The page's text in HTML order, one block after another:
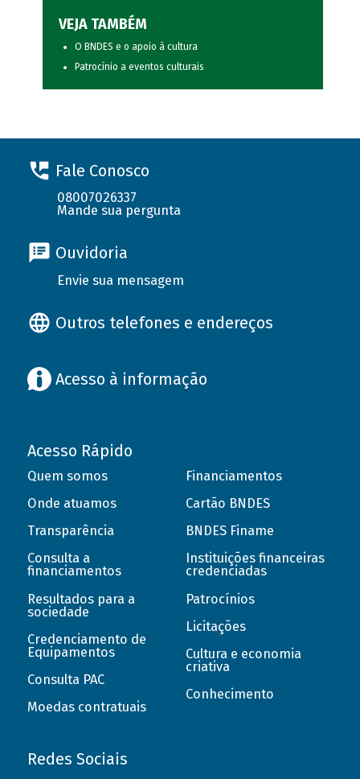
VEJA TAMBÉM
O BNDES e o apoio à cultura
Patrocínio a eventos culturais
Fale Conosco
08007026337
Mande sua pergunta
Ouvidoria
Envie sua mensagem
Outros telefones e endereços
Acesso à informação
Acesso Rápido
Quem somos
Onde atuamos
Transparência
Consulta a
financiamentos
Resultados para a
sociedade
Credenciamento de
Equipamentos
Consulta PAC
Moedas contratuais
Financiamentos
Cartão BNDES
BNDES Finame
Instituições financeiras
credenciadas
Patrocínios
Licitações
Cultura e economia
criativa
Conhecimento
Redes Sociais